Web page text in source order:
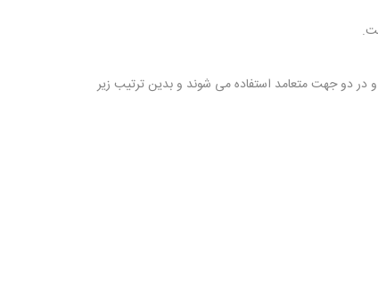
و در دو جهت متعامد استفاده می شوند و بدین ترتیب زیر